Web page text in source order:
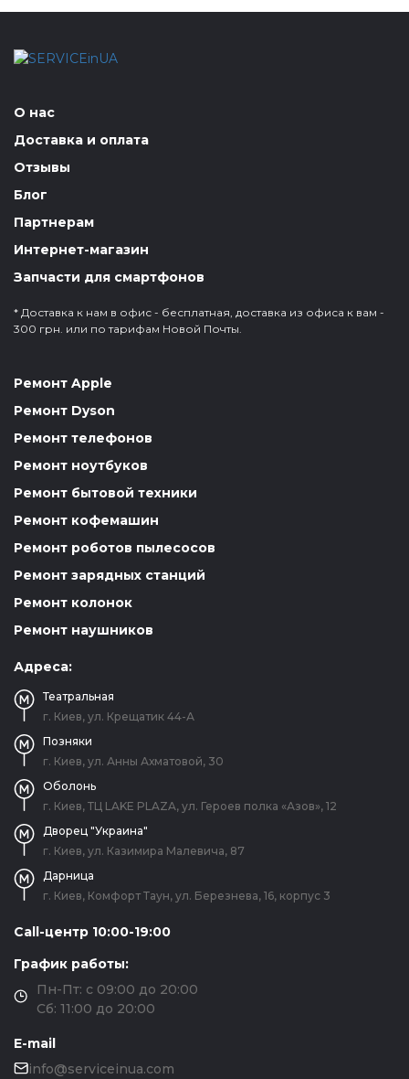
О нас
Доставка и оплата
Отзывы
Блог
Партнерам
Интернет-магазин
Запчасти для смартфонов
* Доставка к нам в офис - бесплатная, доставка из офиса к вам -
300 грн. или по тарифам Новой Почты.
Ремонт Apple
Ремонт Dyson
Ремонт телефонов
Ремонт ноутбуков
Ремонт бытовой техники
Ремонт кофемашин
Ремонт роботов пылесосов
Ремонт зарядных станций
Ремонт колонок
Ремонт наушников
Адреса:
Театральная
г. Киев, ул. Крещатик 44-А
Позняки
г. Киев, ул. Анны Ахматовой, 30
Оболонь
г. Киев, ТЦ LAKE PLAZA, ул. Героев полка «Азов», 12
Дворец "Украина"
г. Киев, ул. Казимира Малевича, 87
Дарница
г. Киев, Комфорт Таун, ул. Березнева, 16, корпус 3
Call-центр 10:00-19:00
График работы:
Пн-Пт: с 09:00 до 20:00
Сб: 11:00 до 20:00
E-mail
info@serviceinua.com